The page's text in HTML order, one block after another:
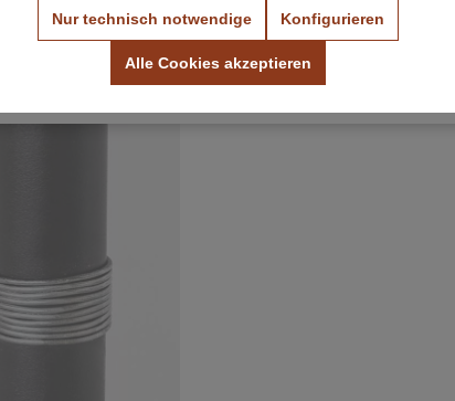
Stoffmuster ansehen
Kostenlos & unverbindlich
Nur technisch notwendige Konfigurieren
Alle Cookies akzeptieren